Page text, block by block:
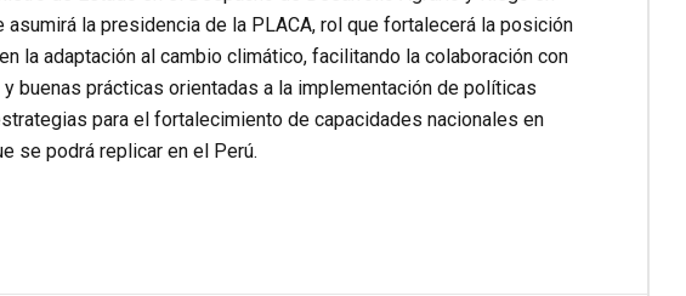
la presidencia de la PLACA, rol que fortalecerá la posición
la adaptación al cambio climático, facilitando la colaboración con
buenas prácticas orientadas a la implementación de políticas
para el fortalecimiento de capacidades nacionales en
se podrá replicar en el Perú.